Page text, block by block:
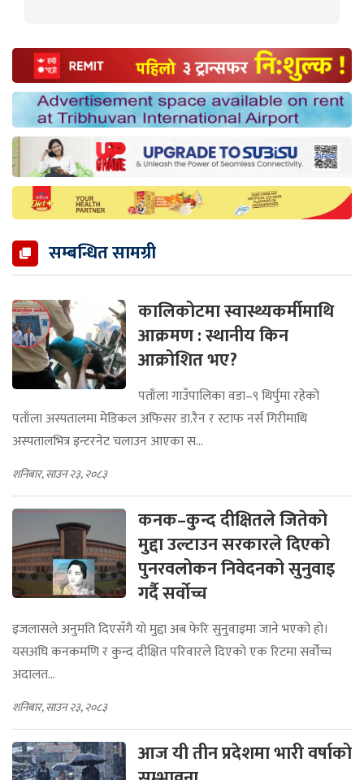
सम्बन्धित सामग्री
कालिकोटमा स्वास्थ्यकर्मीमाथि
आक्रमण : स्थानीय किन
आक्रोशित भए?
पताँला गाउँपालिका वडा–९ थिर्पुमा रहेको
पताँला अस्पतालमा मेडिकल अफिसर डा.रैन र स्टाफ नर्स गिरीमाथि
अस्पतालभित्र इन्टरनेट चलाउन आएका स...
शनिबार, साउन २३, २०८३
कनक–कुन्द दीक्षितले जितेको
मुद्दा उल्टाउन सरकारले दिएको
पुनरवलोकन निवेदनको सुनुवाइ
गर्दै सर्वोच्च
इजलासले अनुमति दिएसँगै यो मुद्दा अब फेरि सुनुवाइमा जाने भएको हो।
यसअघि कनकमणि र कुन्द दीक्षित परिवारले दिएको एक रिटमा सर्वोच्च
अदालत...
शनिबार, साउन २३, २०८३
आज यी तीन प्रदेशमा भारी वर्षाको